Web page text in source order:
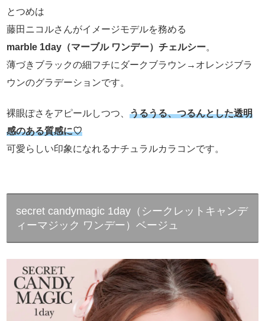
とつめは
藤田ニコルさんがイメージモデルを務める
marble 1day（マーブル ワンデー）チェルシー。
薄づきブラックの細フチにダークブラウン→オレンジブラ
ウンのグラデーションです。
裸眼ぽさをアピールしつつ、 うるうる、つるんとした透明
感のある質感に♡
可愛らしい印象になれるナチュラルカラコンです。
secret candymagic 1day（シークレットキャンデ
ィーマジック ワンデー）ベージュ